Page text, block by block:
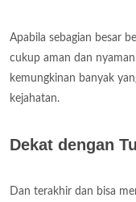
Apabila sebagian besar
cukup aman dan
kemungkinan banyak
kejahatan.
Dekat dengan
Dan terakhir dan bisa